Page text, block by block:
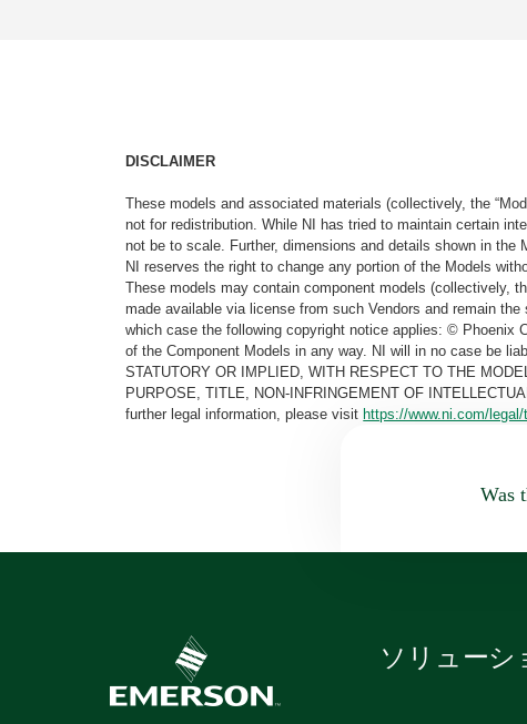
DISCLAIMER
These models and associated materials (collectively, the
not for redistribution. While NI has tried to maintain certain
not be to scale. Further, dimensions and details shown in
NI reserves the right to change any portion of the Models
These models may contain component models (collectively,
made available via license from such Vendors and remain
which case the following copyright notice applies: © Phoenix
of the Component Models in any way. NI will in no case be
STATUTORY OR IMPLIED, WITH RESPECT TO THE
PURPOSE, TITLE, NON-INFRINGEMENT OF
further legal information, please visithttps://www.ni.com/
Was
ソリューシ